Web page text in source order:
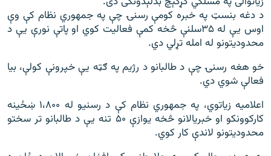
د دغه بنسټ په خبره کومې رسنۍ چې په جمهوري نظام کې وې
اوس يې له ۳۵سلنې څخه کمې فعالیت کوي او پاتې نورې یې د
محدودیتونو له امله تړلي دي.
خو هغه رسنۍ چې د طالبانو د رژيم په ګټه يې خپرونې کولې، بيا
فعالې شوي دي.
اعلاميه زياتوي، په جمهوري نظام کې د رسنیو له ۱،۸۰۰ ښځینه
کارکوونکو او خبریالانو څخه یوازې ۵۰ تنه یې د طالبانو تر سختو
محدودیتونو لاندې کار کوي.